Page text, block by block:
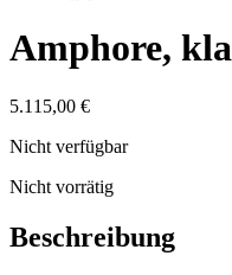
Amphore,
5.115,00 €
Nicht verfügbar
Nicht vorrätig
Beschreibung